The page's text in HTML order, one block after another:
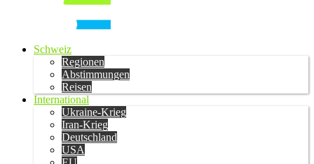
Schweiz
Regionen
Abstimmungen
Reisen
International
Ukraine-Krieg
Iran-Krieg
Deutschland
USA